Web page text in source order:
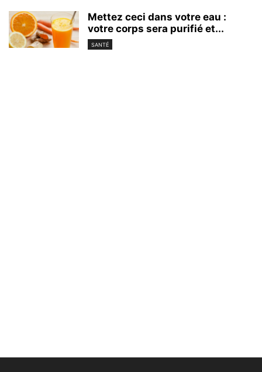
Mettez ceci dans votre eau :
votre corps sera purifié et...
SANTÉ